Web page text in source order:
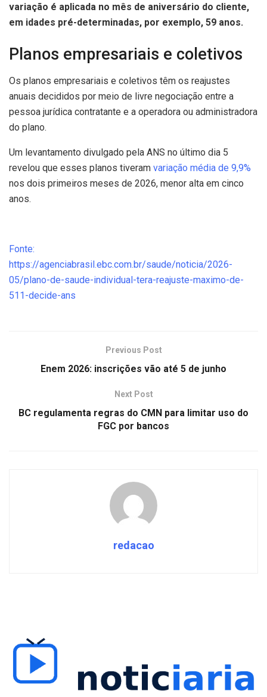
variação é aplicada no mês de aniversário do cliente,
em idades pré-determinadas, por exemplo, 59 anos.
Planos empresariais e coletivos
Os planos empresariais e coletivos têm os reajustes
anuais decididos por meio de livre negociação entre a
pessoa jurídica contratante e a operadora ou administradora
do plano.
Um levantamento divulgado pela ANS no último dia 5
revelou que esses planos tiveram variação média de 9,9%
nos dois primeiros meses de 2026, menor alta em cinco
anos.
Fonte:
https://agenciabrasil.ebc.com.br/saude/noticia/2026-
05/plano-de-saude-individual-tera-reajuste-maximo-de-
511-decide-ans
Previous Post
Enem 2026: inscrições vão até 5 de junho
Next Post
BC regulamenta regras do CMN para limitar uso do
FGC por bancos
redacao